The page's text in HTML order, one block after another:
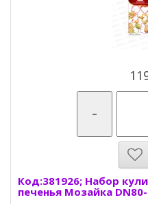
-
Код:381926; Набор
печенья Мозайка